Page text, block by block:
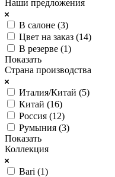
Наши предложения
В салоне (3)
Цвет на заказ (14)
В резерве (1)
Показать
Страна производства
Италия/Китай (5)
Китай (16)
Россия (12)
Румыния (3)
Показать
Коллекция
Bari (1)